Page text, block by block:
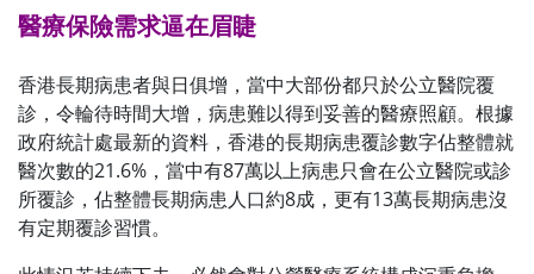
醫療保險需求逼在眉睫
香港長期病患者與日俱增，當中大部份都只於公立醫院覆
診，令輪待時間大增，病患難以得到妥善的醫療照顧。根據
政府統計處最新的資料，香港的長期病患覆診數字佔整體就
醫次數的21.6%，當中有87萬以上病患只會在公立醫院或診
所覆診，佔整體長期病患人口約8成，更有13萬長期病患沒
有定期覆診習慣。